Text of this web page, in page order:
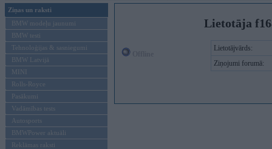
Ziņas un raksti
BMW modeļu jaunumi
BMW testi
Tehnoloģijas & sasniegumi
BMW Latvijā
MINI
Rolls-Royce
Pasākumi
Vadāmības tests
Autosports
BMWPower aktuāli
Reklāmas raksti
Lietotāja
Lietotājvārds:
Ziņojumi forumā: